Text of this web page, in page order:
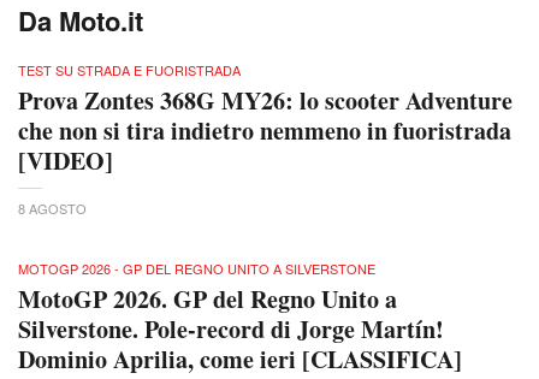
Da Moto.it
TEST SU STRADA E FUORISTRADA
Prova Zontes 368G MY26: lo scooter Adventure
che non si tira indietro nemmeno in fuoristrada
[VIDEO]
8 AGOSTO
MOTOGP 2026 - GP DEL REGNO UNITO A SILVERSTONE
MotoGP 2026. GP del Regno Unito a
Silverstone. Pole-record di Jorge Martín!
Dominio Aprilia, come ieri [CLASSIFICA]